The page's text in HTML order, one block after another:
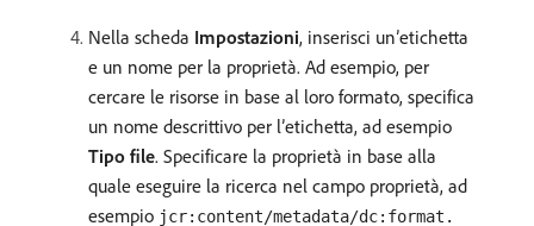
Nella scheda Impostazioni, inserisci un’etichetta
e un nome per la proprietà. Ad esempio, per
cercare le risorse in base al loro formato, specifica
un nome descrittivo per l’etichetta, ad esempio
Tipo file. Specificare la proprietà in base alla
quale eseguire la ricerca nel campo proprietà, ad
esempio jcr:content/metadata/dc:format.